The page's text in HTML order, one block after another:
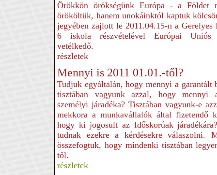
Örökkön örökségünk Európa - a Földet
örököltük, hanem unokáinktól kaptuk
jegyében zajlott le 2011.04.15-n a Gerelyes
6 iskola részvételével Európai Uniós
vetélkedő.
részletek
Mennyi is 2011 01.01.-től?
Tudjuk egyáltalán, hogy mennyi a garantált
tisztában vagyunk azzal, hogy mennyi
személyi járadéka? Tisztában vagyunk-e
mekkora a munkavállalók által fizetendő
hogy ki jogosult az Időskorúak
tudnak ezekre a kérdésekre válaszolni.
összefogtuk, hogy mindenki tisztában
től.
részletek